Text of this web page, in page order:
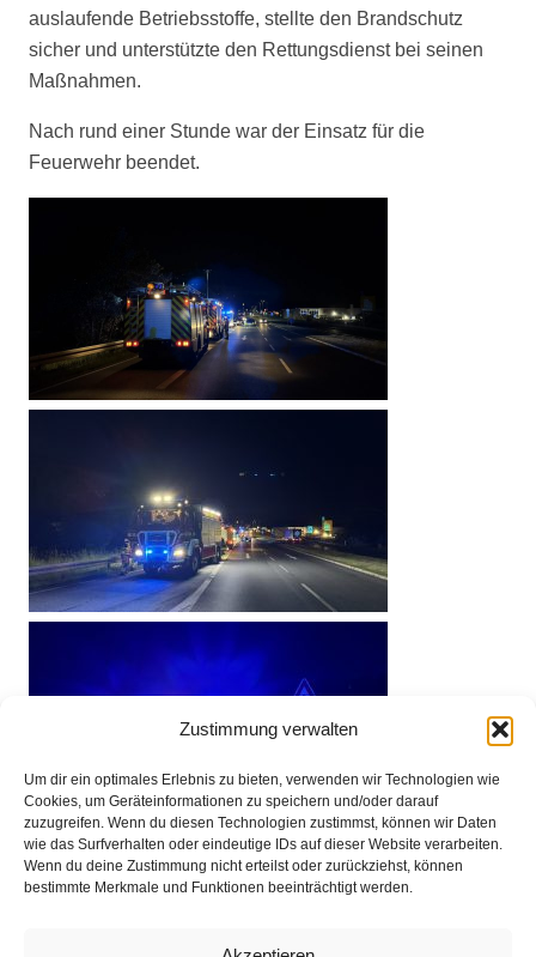
Zustimmung verwalten
Um dir ein optimales Erlebnis zu bieten, verwenden wir Technologien wie
Cookies, um Geräteinformationen zu speichern und/oder darauf
zuzugreifen. Wenn du diesen Technologien zustimmst, können wir Daten
wie das Surfverhalten oder eindeutige IDs auf dieser Website verarbeiten.
Wenn du deine Zustimmung nicht erteilst oder zurückziehst, können
bestimmte Merkmale und Funktionen beeinträchtigt werden.
auslaufende Betriebsstoffe, stellte den Brandschutz
sicher und unterstützte den Rettungsdienst bei seinen
Maßnahmen.
Nach rund einer Stunde war der Einsatz für die
Feuerwehr beendet.